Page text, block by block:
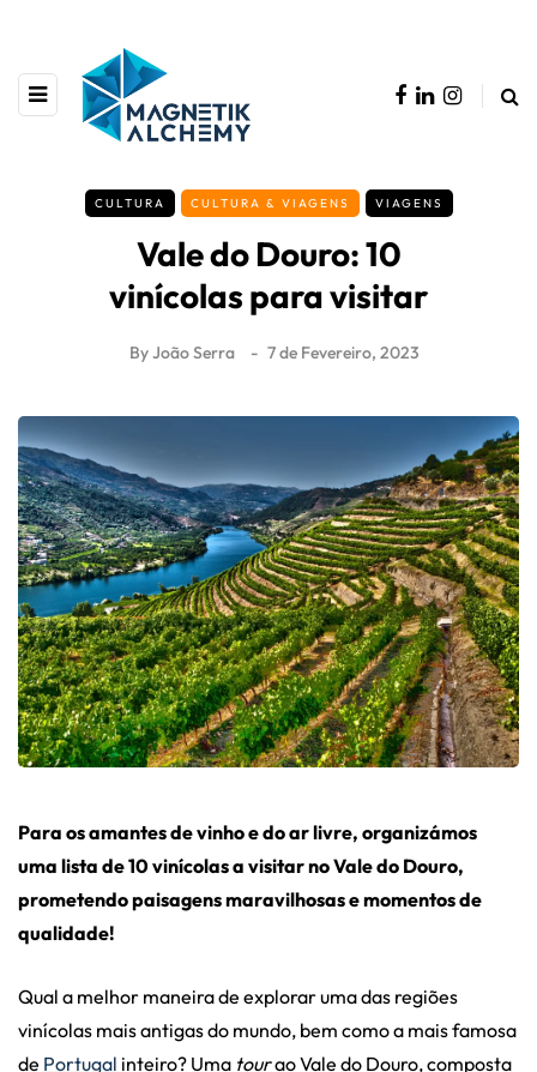
CULTURA CULTURA & VIAGENS VIAGENS
Vale do Douro: 10
vinícolas para visitar
ByJoão Serra 7 de Fevereiro, 2023
Para os amantes de vinho e do ar livre, organizámos
uma lista de 10 vinícolas a visitar no Vale do Douro,
prometendo paisagens maravilhosas e momentos de
qualidade!
Qual a melhor maneira de explorar uma das regiões
vinícolas mais antigas do mundo, bem como a mais famosa
de Portugal inteiro? Uma tourao Vale do Douro, composta